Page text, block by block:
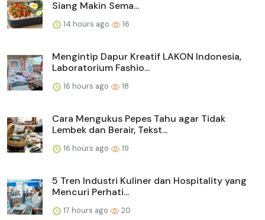
Siang Makin Sema...
14 hours ago 16
Mengintip Dapur Kreatif LAKON Indonesia,
Laboratorium Fashio...
16 hours ago 18
Cara Mengukus Pepes Tahu agar Tidak
Lembek dan Berair, Tekst...
16 hours ago 19
5 Tren Industri Kuliner dan Hospitality yang
Mencuri Perhati...
17 hours ago 20